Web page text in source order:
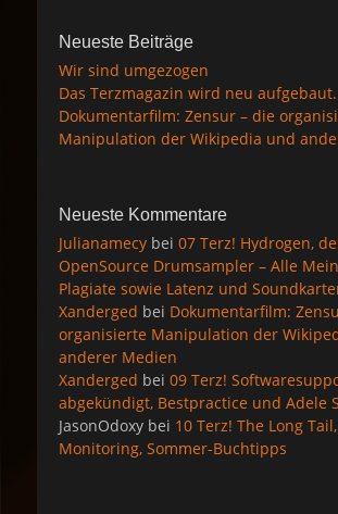
Neueste Beiträge
Wir sind umgezogen
Das Terzmagazin wird neu aufgebaut.
Dokumentarfilm: Zensur – die
Manipulation der Wikipedia und
Neueste Kommentare
Julianamecy bei 07 Terz! Hydrogen,
OpenSource Drumsampler – Alle
Plagiate sowie Latenz und
Xanderged bei Dokumentarfilm:
organisierte Manipulation der
anderer Medien
Xanderged bei 09 Terz!
abgekündigt, Bestpractice und Adele
JasonOdoxy bei 10 Terz! The Long
Monitoring, Sommer-Buchtipps